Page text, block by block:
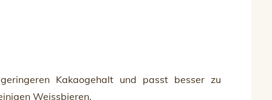
Kakaogehalt und passt besser zu
Weissbieren.